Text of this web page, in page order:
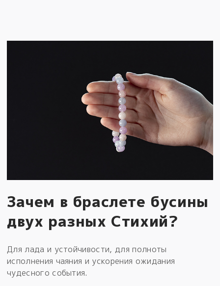
Зачем в браслете бусины
двух разных Стихий?
Для лада и устойчивости, для полноты
исполнения чаяния и ускорения ожидания
чудесного события.